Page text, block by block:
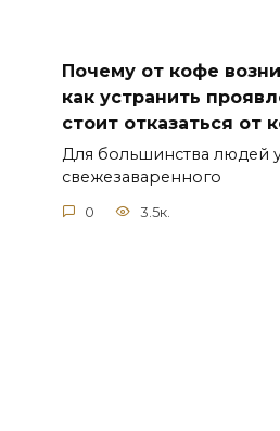
Почему от кофе
как устранить
стоит отказаться от
Для большинства людей
свежезаваренного
0 3.5к.